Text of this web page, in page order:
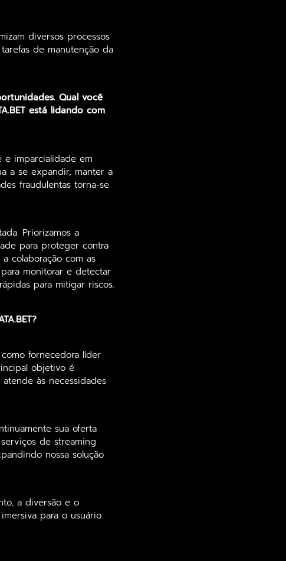
diversos processos
de manutenção da
Qual você
está lidando com
e imparcialidade em
a se expandir, manter a
fraudulentas torna-se
Priorizamos a
para proteger contra
colaboração com as
monitorar e detectar
para mitigar riscos.
fornecedora líder
objetivo é
às necessidades
sua oferta
de streaming
nossa solução
a diversão e o
para o usuário.